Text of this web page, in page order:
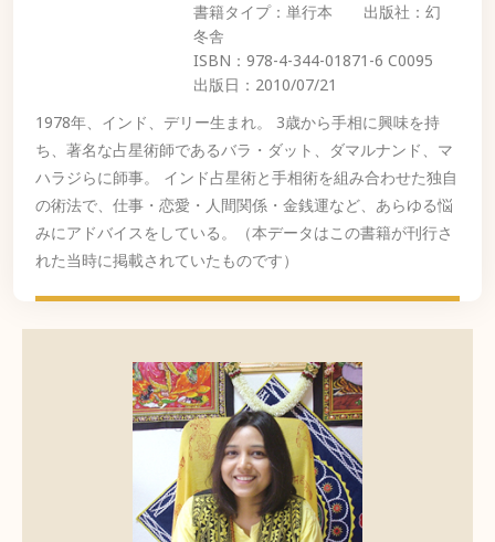
書籍タイプ：単行本 出版社：幻
冬舎
ISBN：978-4-344-01871-6 C0095
出版日：2010/07/21
1978年、インド、デリー生まれ。 3歳から手相に興味を持
ち、著名な占星術師であるバラ・ダット、ダマルナンド、マ
ハラジらに師事。 インド占星術と手相術を組み合わせた独自
の術法で、仕事・恋愛・人間関係・金銭運など、あらゆる悩
みにアドバイスをしている。（本データはこの書籍が刊行さ
れた当時に掲載されていたものです）